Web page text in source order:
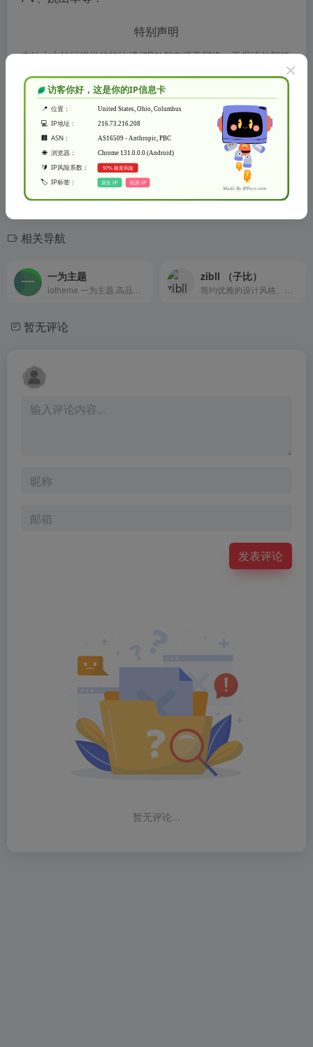
特别声明
本站水木纱纪提供的柒比贰(7B2)都来源于网络，不保证外部链
接的准确性和完整性，同时，对于该外部链接的指向，不由水
木纱纪实际控制，在2022年11月15日 下午4:48收录时，该网
页上的内容，都属于合规合法，后期网页的内容如出现违规，
可以直接联系网站管理员进行删除，水木纱纪不承担任何责
水木纱纪致力于优质、实用的网络站点资源收集与分享！
相关导航
一为主题 zibll （子比）
暂无评论
发表评论
暂无评论...